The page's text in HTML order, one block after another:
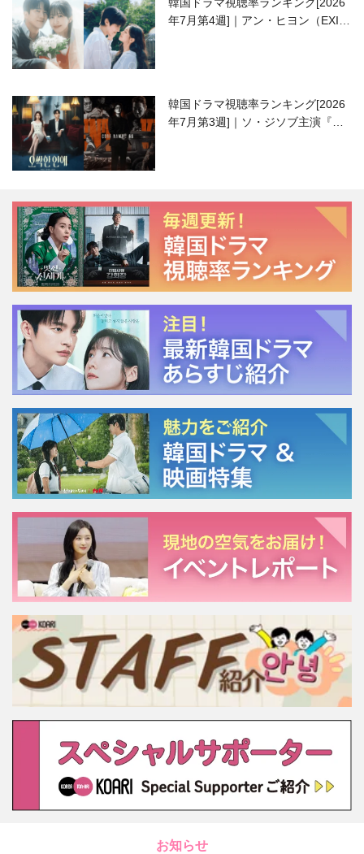
年7月第4週]｜アン・ヒヨン（EXID
韓国ドラマ視聴率ランキング[2026
年7月第3週]｜ソ・ジソブ主演『エ
お知らせ